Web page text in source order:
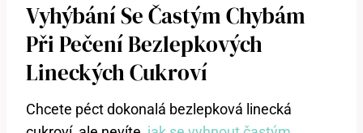
Vyhýbání Se Častým Chybám
Při Pečení Bezlepkových
Lineckých Cukroví
Chcete péct dokonalá bezlepková linecká